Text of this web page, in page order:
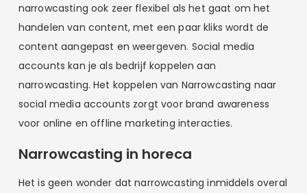
narrowcasting ook zeer flexibel als het gaat om het
handelen van content, met een paar kliks wordt de
content aangepast en weergeven. Social media
accounts kan je als bedrijf koppelen aan
narrowcasting. Het koppelen van Narrowcasting naar
social media accounts zorgt voor brand awareness
voor online en offline marketing interacties.
Narrowcasting in horeca
Het is geen wonder dat narrowcasting inmiddels overal